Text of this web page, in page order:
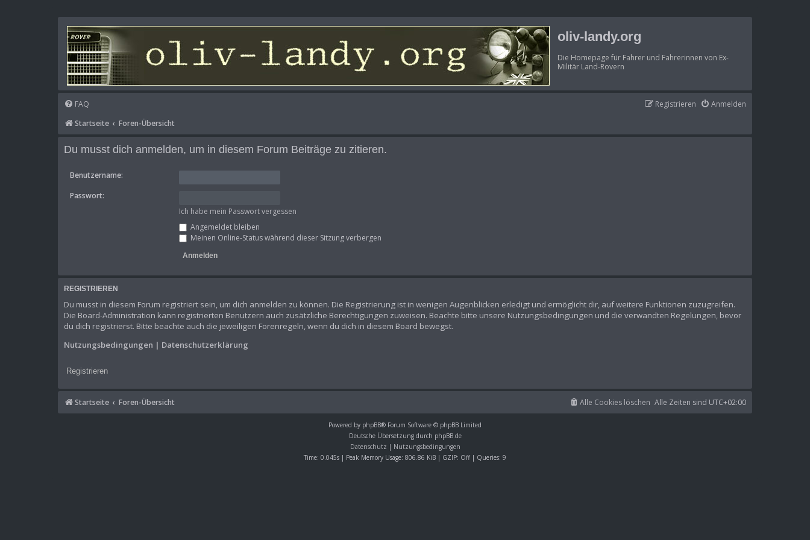
oliv-landy.org
Die Homepage für Fahrer und Fahrerinnen von Ex-
Militär Land-Rovern
FAQ Anmelden
Registrieren
Startseite
Foren-Übersicht
Du musst dich anmelden, um in diesem Forum Beiträge zu zitieren.
Benutzername:
Passwort:
Ich habe mein Passwort vergessen
Angemeldet bleiben
Meinen Online-Status während dieser Sitzung verbergen
REGISTRIEREN
Du musst in diesem Forum registriert sein, um dich anmelden zu können. Die Registrierung ist in wenigen Augenblicken erledigt und ermöglicht dir, auf weitere Funktionen zuzugreifen.
Die Board-Administration kann registrierten Benutzern auch zusätzliche Berechtigungen zuweisen. Beachte bitte unsere Nutzungsbedingungen und die verwandten Regelungen, bevor
du dich registrierst. Bitte beachte auch die jeweiligen Forenregeln, wenn du dich in diesem Board bewegst.
Nutzungsbedingungen | Datenschutzerklärung
Registrieren
Startseite Foren-Übersicht Alle Zeiten sind UTC+02:00
Alle Cookies löschen
Powered by phpBB® Forum Software © phpBB Limited
Deutsche Übersetzung durch phpBB.de
Datenschutz | Nutzungsbedingungen
Time: 0.045s | Peak Memory Usage: 806.86 KiB | GZIP: Off | Queries: 9